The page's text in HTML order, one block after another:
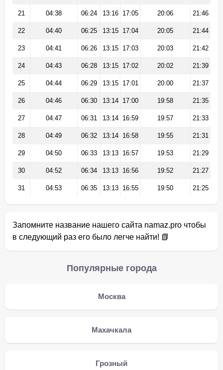
21 04:38 06:24 13:16 17:05 20:06 21:46
22 04:40 06:25 13:15 17:04 20:05 21:44
23 04:41 06:26 13:15 17:03 20:03 21:42
24 04:43 06:28 13:15 17:02 20:02 21:39
25 04:44 06:29 13:15 17:01 20:00 21:37
26 04:46 06:30 13:14 17:00 19:58 21:35
27 04:47 06:31 13:14 16:59 19:57 21:33
28 04:49 06:32 13:14 16:58 19:55 21:31
29 04:50 06:33 13:13 16:57 19:53 21:29
30 04:52 06:34 13:13 16:56 19:52 21:27
31 04:53 06:35 13:13 16:55 19:50 21:25
Запомните название нашего сайта namaz.pro чтобы
в следующий раз его было легче найти! 📗
Популярные города
Москва
Махачкала
Грозный